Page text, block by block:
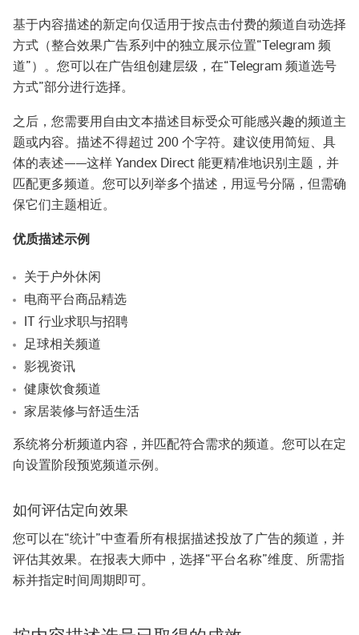
基于内容描述的新定向仅适用于按点击付费的频道自动选择
方式（整合效果广告系列中的独立展示位置“Telegram 频
道”）。您可以在广告组创建层级，在“Telegram 频道选号
方式”部分进行选择。
之后，您需要用自由文本描述目标受众可能感兴趣的频道主
题或内容。描述不得超过 200 个字符。建议使用简短、具
体的表述——这样 Yandex Direct 能更精准地识别主题，并
匹配更多频道。您可以列举多个描述，用逗号分隔，但需确
保它们主题相近。
优质描述示例
关于户外休闲
电商平台商品精选
IT 行业求职与招聘
足球相关频道
影视资讯
健康饮食频道
家居装修与舒适生活
系统将分析频道内容，并匹配符合需求的频道。您可以在定
向设置阶段预览频道示例。
如何评估定向效果
您可以在“统计”中查看所有根据描述投放了广告的频道，并
评估其效果。在报表大师中，选择“平台名称”维度、所需指
标并指定时间周期即可。